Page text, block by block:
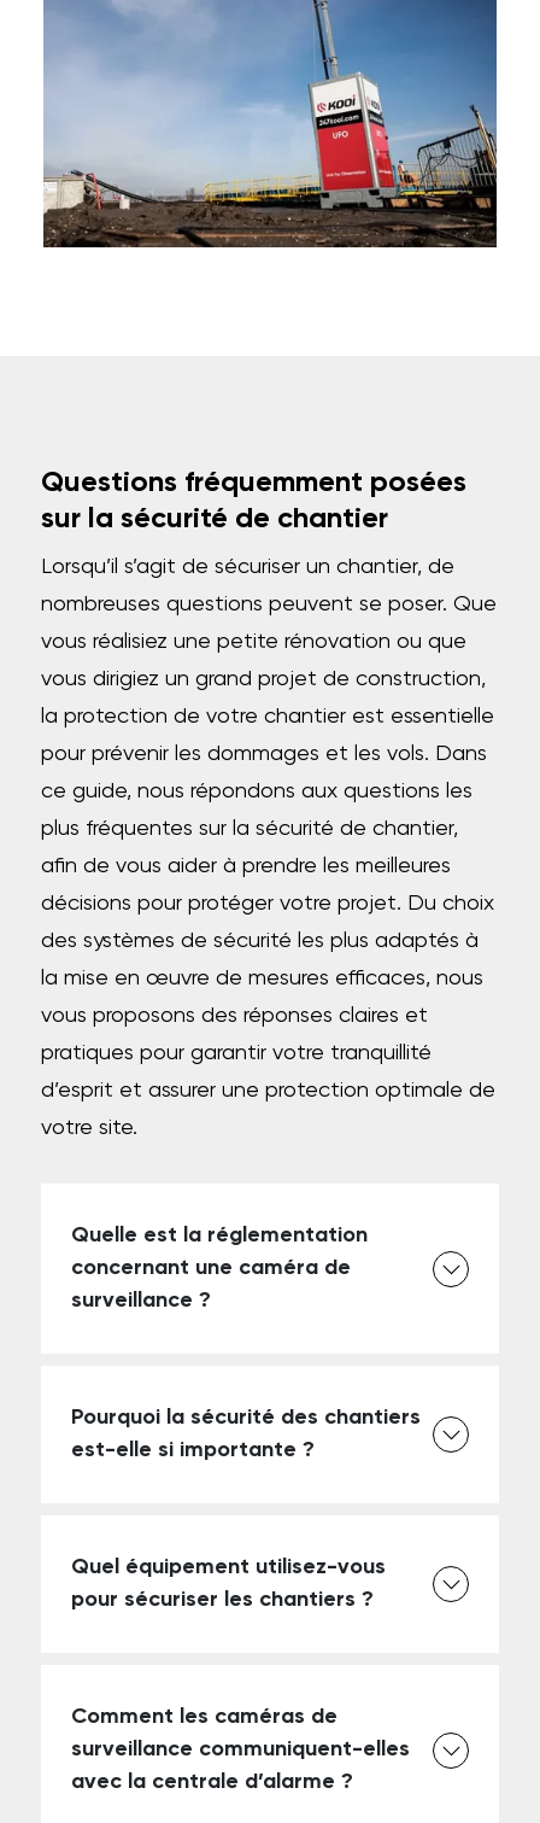
Questions fréquemment posées
sur la sécurité de chantier
Lorsqu’il s’agit de sécuriser un chantier, de
nombreuses questions peuvent se poser. Que
vous réalisiez une petite rénovation ou que
vous dirigiez un grand projet de construction,
la protection de votre chantier est essentielle
pour prévenir les dommages et les vols. Dans
ce guide, nous répondons aux questions les
plus fréquentes sur la sécurité de chantier,
afin de vous aider à prendre les meilleures
décisions pour protéger votre projet. Du choix
des systèmes de sécurité les plus adaptés à
la mise en œuvre de mesures efficaces, nous
vous proposons des réponses claires et
pratiques pour garantir votre tranquillité
d’esprit et assurer une protection optimale de
votre site.
Quelle est la réglementation
concernant une caméra de
surveillance ?
Pourquoi la sécurité des chantiers
est-elle si importante ?
Quel équipement utilisez-vous
pour sécuriser les chantiers ?
Comment les caméras de
surveillance communiquent-elles
avec la centrale d’alarme ?